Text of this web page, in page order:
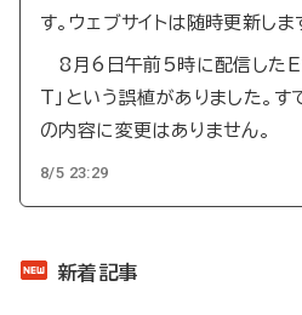
す。ウェブサイトは随時更新しま
8月6日午前5時に配信したE
T」という誤植がありました。す
の内容に変更はありません。
8/5 23:29
新着記事